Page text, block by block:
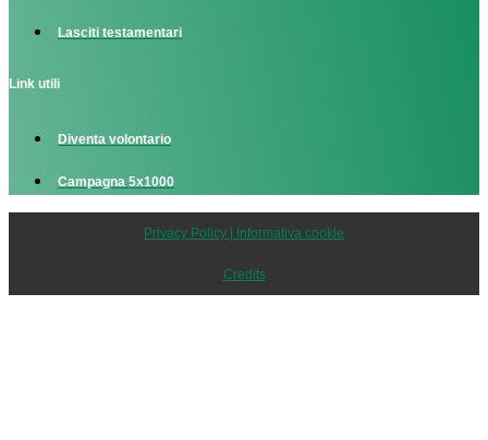
Lasciti testamentari
Link utili
Diventa volontario
Campagna 5x1000
Privacy Policy | Informativa cookie
Credits